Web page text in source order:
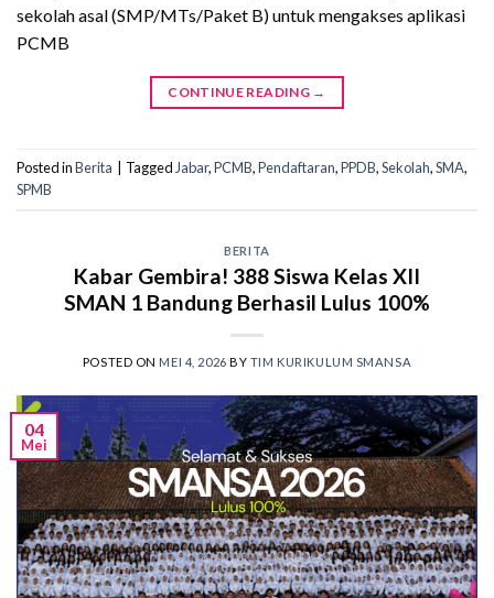
sekolah asal (SMP/MTs/Paket B) untuk mengakses aplikasi
PCMB
CONTINUE READING →
Posted inBerita TaggedJabar,PCMB,Pendaftaran,PPDB,Sekolah,SMA,
SPMB
BERITA
Kabar Gembira! 388 Siswa Kelas XII
SMAN 1 Bandung Berhasil Lulus 100%
POSTED ON MEI 4, 2026 BY TIM KURIKULUM SMANSA
04
Mei